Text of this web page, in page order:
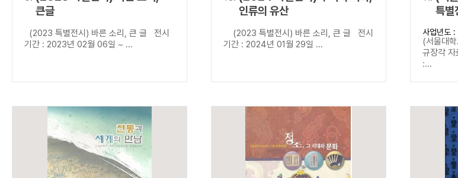
큰글
(2023 특별전시) 바른 소리, 큰 글 전시
기간 : 2023년 02월 06일 ~ ...
인류의 유산
(2023 특별전시) 바른 소리, 큰 글 전시
기간 : 2024년 01월 29일 ...
특별
조선
사업년도
(서울대
규장각
:...